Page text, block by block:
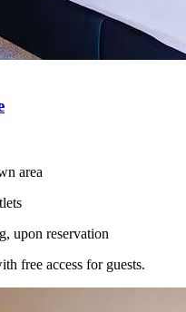
area
upon reservation
free access for guests.